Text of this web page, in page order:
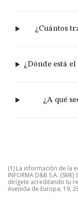
¿Cuántos
¿Dónde está
¿A qué
(1) La información de la
INFORMA D&B S.A.
dirígete acreditando tu
Avenida de Europa, 19,